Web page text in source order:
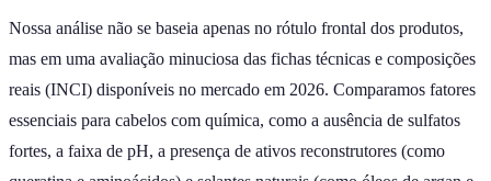
Nossa análise não se baseia apenas no rótulo frontal dos produtos,
mas em uma avaliação minuciosa das fichas técnicas e composições
reais (INCI) disponíveis no mercado em 2026. Comparamos fatores
essenciais para cabelos com química, como a ausência de sulfatos
fortes, a faixa de pH, a presença de ativos reconstrutores (como